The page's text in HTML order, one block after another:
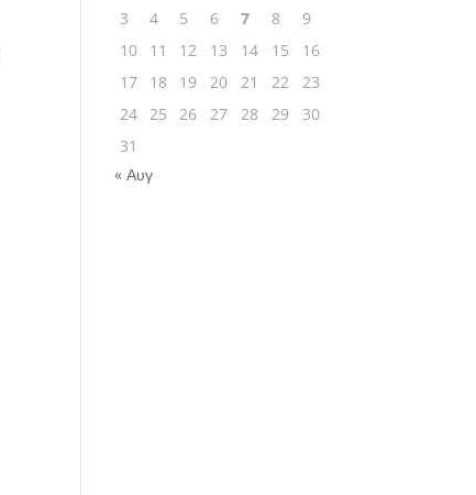
3
4 5 6 7 8
9
10
11 12 13 14 15
16
17
18 19 20 21 22
23
24 25 26 27 28 29
30
31
« Αυγ